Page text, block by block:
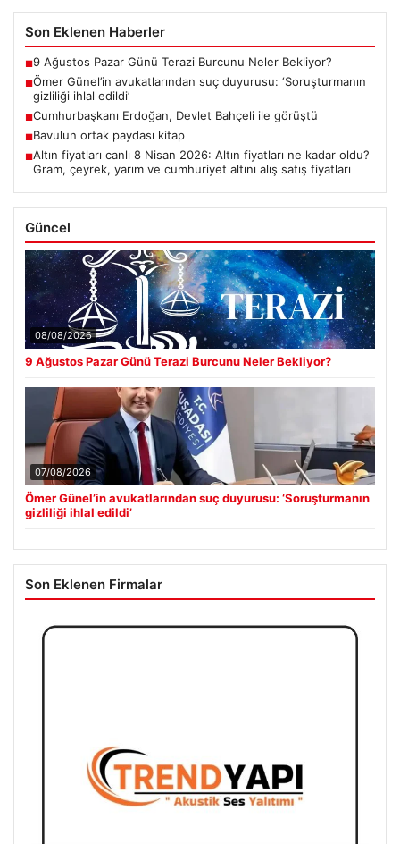
Son Eklenen Haberler
■9 Ağustos Pazar Günü Terazi Burcunu Neler Bekliyor?
■Ömer Günel’in avukatlarından suç duyurusu: ‘Soruşturmanın
gizliliği ihlal edildi’
■Cumhurbaşkanı Erdoğan, Devlet Bahçeli ile görüştü
■Bavulun ortak paydası kitap
■Altın fiyatları canlı 8 Nisan 2026: Altın fiyatları ne kadar oldu?
Gram, çeyrek, yarım ve cumhuriyet altını alış satış fiyatları
Güncel
08/08/2026
9 Ağustos Pazar Günü Terazi Burcunu Neler Bekliyor?
07/08/2026
Ömer Günel’in avukatlarından suç duyurusu: ‘Soruşturmanın
gizliliği ihlal edildi’
Son Eklenen Firmalar